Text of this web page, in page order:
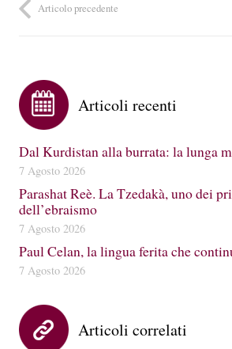
Articolo precedente
Articoli recenti
Dal Kurdistan alla burrata: la lunga
7 Agosto 2026
Parashat Reè. La Tzedakà, uno dei
dell’ebraismo
7 Agosto 2026
Paul Celan, la lingua ferita che
7 Agosto 2026
Articoli correlati